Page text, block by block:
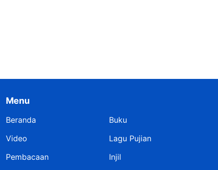
Menu
Beranda
Buku
Video
Lagu Pujian
Pembacaan
Injil